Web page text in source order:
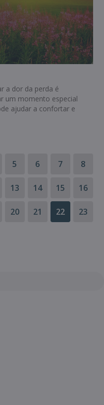
a dor da perda é
um momento especial
ajudar a confortar e
5 6 7 8
13 14 15 16
20 21 22 23